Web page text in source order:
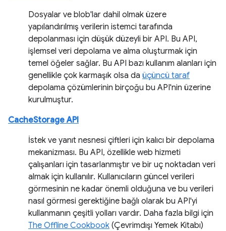
Dosyalar ve blob'lar dahil olmak üzere
yapılandırılmış verilerin istemci tarafında
depolanması için düşük düzeyli bir API. Bu API,
işlemsel veri depolama ve alma oluşturmak için
temel öğeler sağlar. Bu API bazı kullanım alanları için
genellikle çok karmaşık olsa da üçüncü taraf
depolama çözümlerinin birçoğu bu API'nin üzerine
kurulmuştur.
CacheStorage API
İstek ve yanıt nesnesi çiftleri için kalıcı bir depolama
mekanizması. Bu API, özellikle web hizmeti
çalışanları için tasarlanmıştır ve bir uç noktadan veri
almak için kullanılır. Kullanıcıların güncel verileri
görmesinin ne kadar önemli olduğuna ve bu verileri
nasıl görmesi gerektiğine bağlı olarak bu API'yi
kullanmanın çeşitli yolları vardır. Daha fazla bilgi için
The Offline Cookbook (Çevrimdışı Yemek Kitabı)